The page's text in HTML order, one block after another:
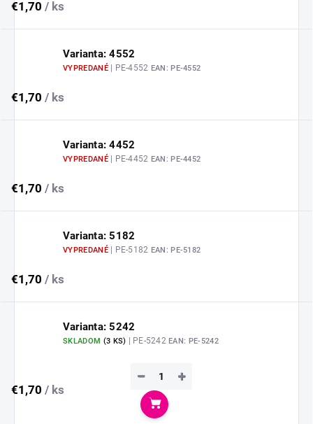
€1,70 / ks
Varianta: 4552
VYPREDANÉ | PE-4552 EAN: PE-4552
€1,70 / ks
Varianta: 4452
VYPREDANÉ | PE-4452 EAN: PE-4452
€1,70 / ks
Varianta: 5182
VYPREDANÉ | PE-5182 EAN: PE-5182
€1,70 / ks
Varianta: 5242
SKLADOM (3 KS) | PE-5242EAN: PE-5242
€1,70 / ks
+
−
Do košíka